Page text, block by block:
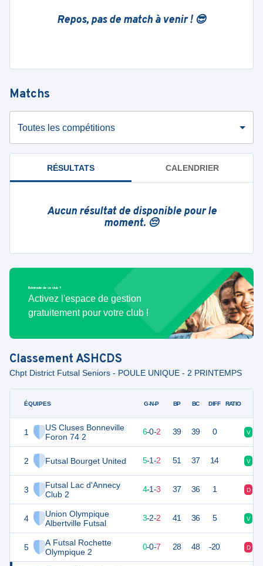
Repos, pas de match à venir ! 😎
Matchs
Toutes les compétitions
RÉSULTATS CALENDRIER
Aucun résultat de disponible pour le
moment. 😔
Bénévole de ce club ?
Activez l'espace de gestion
gratuitement pour votre club !
ClassementASHCDS
Chpt District Futsal Seniors - POULE UNIQUE - 2 PRINTEMPS
ÉQUIPES
1
US Cluses Bonneville
Foron 74 2
2 Futsal Bourget United
3
Futsal Lac d'Annecy
Club 2
4
Union Olympique
Albertville Futsal
5
A Futsal Rochette
Olympique 2
G-N-P BP BC DIFF RATIO
18 6-0-2 39 39 0 V
16 8 5-1-2 51 37 14 V
13 4-1-3 37 36 1 D
10 3-2-2 41 36 5 V
-1 0-0-7 28 48 -20 D